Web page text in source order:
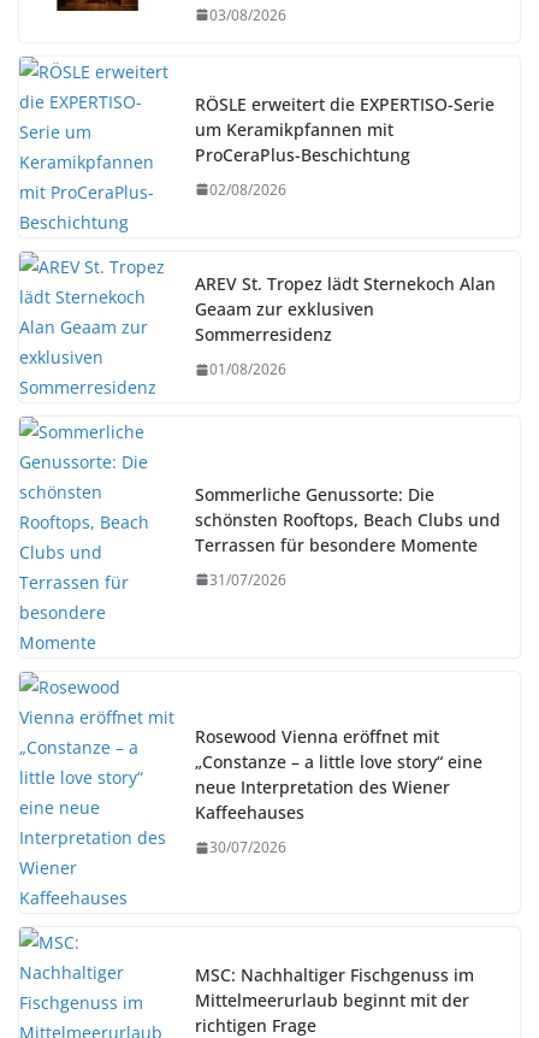
03/08/2026
RÖSLE erweitert die EXPERTISO-Serie
um Keramikpfannen mit
ProCeraPlus-Beschichtung
02/08/2026
AREV St. Tropez lädt Sternekoch Alan
Geaam zur exklusiven
Sommerresidenz
01/08/2026
Sommerliche Genussorte: Die
schönsten Rooftops, Beach Clubs und
Terrassen für besondere Momente
31/07/2026
Rosewood Vienna eröffnet mit
„Constanze – a little love story“ eine
neue Interpretation des Wiener
Kaffeehauses
30/07/2026
MSC: Nachhaltiger Fischgenuss im
Mittelmeerurlaub beginnt mit der
richtigen Frage